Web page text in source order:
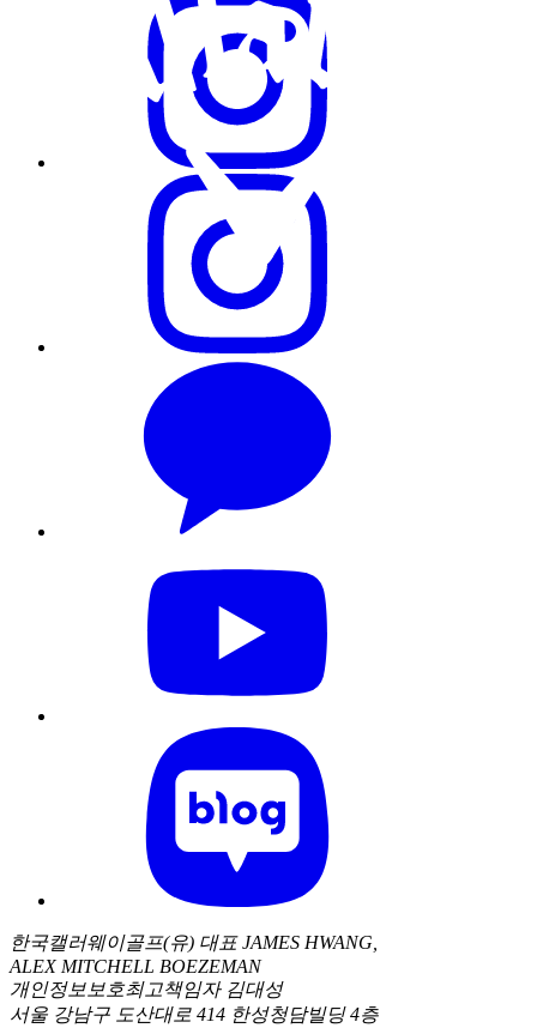
한국캘러웨이골프(유) 대표 JAMES HWANG,
ALEX MITCHELL BOEZEMAN
개인정보보호최고책임자 김대성
서울 강남구 도산대로 414 한성청담빌딩 4층